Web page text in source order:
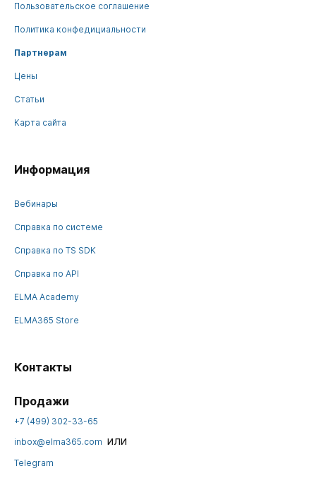
Пользовательское соглашение
Политика конфедициальности
Партнерам
Цены
Статьи
Карта сайта
Информация
Вебинары
Справка по системе
Справка по TS SDK
Справка по API
ELMA Academy
ELMA365 Store
Контакты
Продажи
+7 (499) 302-33-65
inbox@elma365.com или
Telegram